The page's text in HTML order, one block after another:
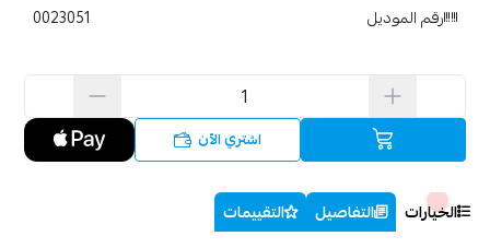
رقم الموديل 0023051
اشتري الآن
الخيارات التفاصيل
التقييمات